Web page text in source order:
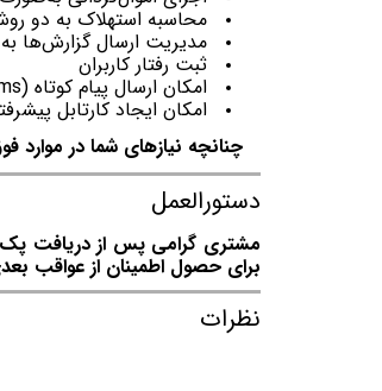
محاسبه استهلاک به دو
مدیریت ارسال ‌‌گزارش‌ها
ثبت رفتار کاربران
امکان ارسال پیام کوتاه (sms)
امکان ایجاد کارتابل
چنانچه نیازهای شما در موارد
دستورالعمل
مشتری گرامی پس از دریافت پک
برای حصول اطمینان از عواقب
نظرات